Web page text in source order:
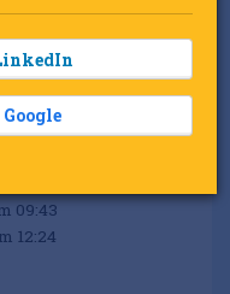
van de
Casa
09:43
12:24